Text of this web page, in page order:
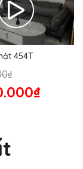
454T